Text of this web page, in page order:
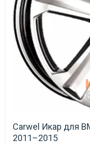
Carwel Икар для
2011–2015